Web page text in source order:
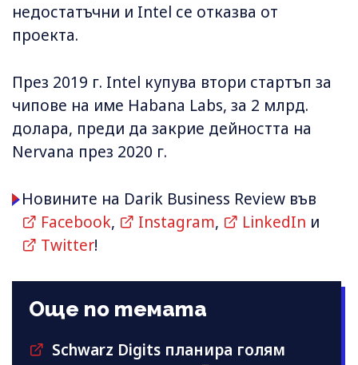
недостатъчни и Intel се отказва от
проекта.
През 2019 г. Intel купува втори стартъп за
чипове на име Habana Labs, за 2 млрд.
долара, преди да закрие дейността на
Nervana през 2020 г.
Новините на Darik Business Review във
Facebook, Instagram, LinkedIn и
Twitter!
Още по темата
Schwarz Digits планира голям